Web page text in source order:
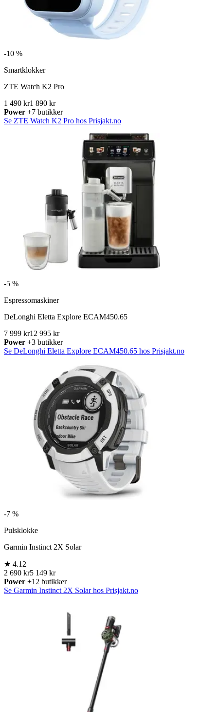
-10 %
Smartklokker
ZTE Watch K2 Pro
1 490 kr1 890 kr
Power +7 butikker
Se ZTE Watch K2 Pro hos Prisjakt.no
-5 %
Espressomaskiner
DeLonghi Eletta Explore ECAM450.65
7 999 kr12 995 kr
Power +3 butikker
Se DeLonghi Eletta Explore ECAM450.65 hos Prisjakt.no
-7 %
Pulsklokke
Garmin Instinct 2X Solar
★ 4.12
2 690 kr5 149 kr
Power +12 butikker
Se Garmin Instinct 2X Solar hos Prisjakt.no